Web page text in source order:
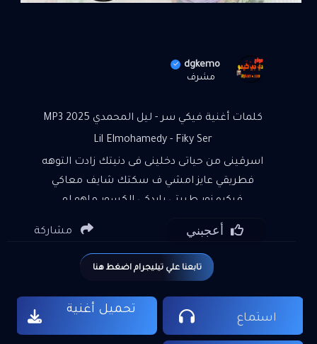
استماع
تابعنا علي تيليجرام اضغط هنا
تحميل أغنية
dgkemo
مشرف
كلمات أغنية فيكي سر - ليل المحمدي 2025 MP3
Lil Elmohamedy - Fiky Ser
اسرقينى من حياتى دخلينى فى دنيتك زادت التوهه
فطريقي عايز امشي ف سكتك شايف معاكي
فبكره نور طيبتي بإيدكي الكسور ماهو لو
مكنتيش انتى حور ؟! ازاي وصلت لجنتك صالحتنى
بيكى الدنيا تانى خلاص مسامح ع اللي فات اول ما
جيتي القلب نور بنت غير كل البنات اقسمى
التفاصيل معايا نبتدي سـوا مـ البدايـه واسمعي
شعري وغنايا لسه هحكي كتير حاجات فيكى سر
أنا معرفوش من غير كلام بتطمني بتهدي قلبي
ازاي عنيكي فى لحظه لما تبصلي؟! ياخير عملته
مشاركة أعجبني